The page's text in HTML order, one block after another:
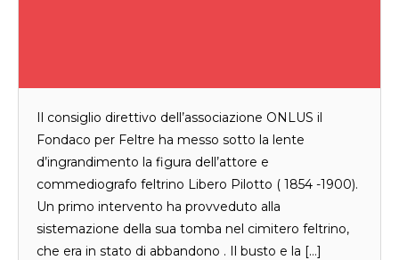
Il consiglio direttivo dell’associazione ONLUS il
Fondaco per Feltre ha messo sotto la lente
d’ingrandimento la figura dell’attore e
commediografo feltrino Libero Pilotto ( 1854 -1900).
Un primo intervento ha provveduto alla
sistemazione della sua tomba nel cimitero feltrino,
che era in stato di abbandono . Il busto e la […]